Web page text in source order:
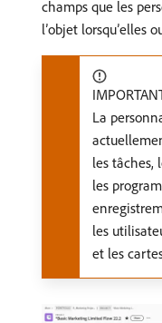
champs que les
l’objet lorsqu’elles
La
les tâches,
les
les
et les